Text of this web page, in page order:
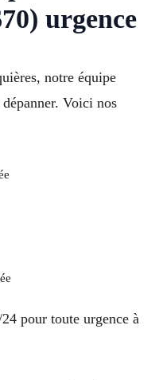
urgence
notre équipe
Voici nos
pour toute urgence à